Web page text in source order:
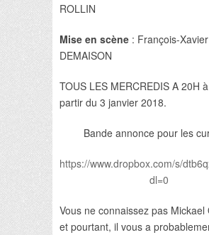
ROLLIN
Mise en scène : François-Xavier
DEMAISON
TOUS LES MERCREDIS A 20H à
partir du 3 janvier 2018.
Bande annonce pour les
https://www.dropbox.com/s/
dl=0
Vous ne connaissez pas Mickael
et pourtant, il vous a